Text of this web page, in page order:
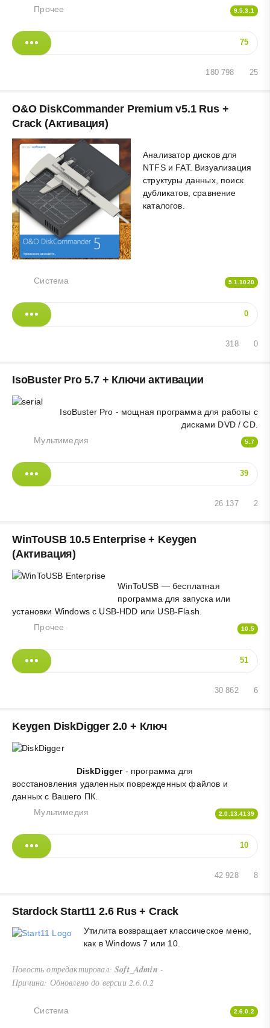
Прочее 9.5.3.1
75
25
180 798
O&O DiskCommander Premium v5.1 Rus +
Crack (Активация)
Анализатор дисков для
NTFS и FAT. Визуализация
структуры данных, поиск
дубликатов, сравнение
каталогов.
Система 5.1.1020
0
0
318
IsoBuster Pro 5.7 + Ключи активации
IsoBuster Pro - мощная программа для работы с
дисками DVD / CD.
Мультимедия
5.7
39
2
26 137
WinToUSB 10.5 Enterprise + Keygen
(Активация)
WinToUSB — бесплатная
программа для запуска или
установки Windows с USB-HDD или USB-Flash.
Прочее
10.5
51
6
30 862
Keygen DiskDigger 2.0 + Ключ
DiskDigger- программа для
восстановления удаленных поврежденных файлов и
данных с Вашего ПК.
Мультимедия
2.0.13.4139
10
8
42 928
Stardock Start11 2.6 Rus + Crack
Утилита возвращает классическое меню,
как в Windows 7 или 10.
Новость отредактировал:Soft_Admin -
Причина: Обновлено до версии 2.6.0.2
Система 2.6.0.2